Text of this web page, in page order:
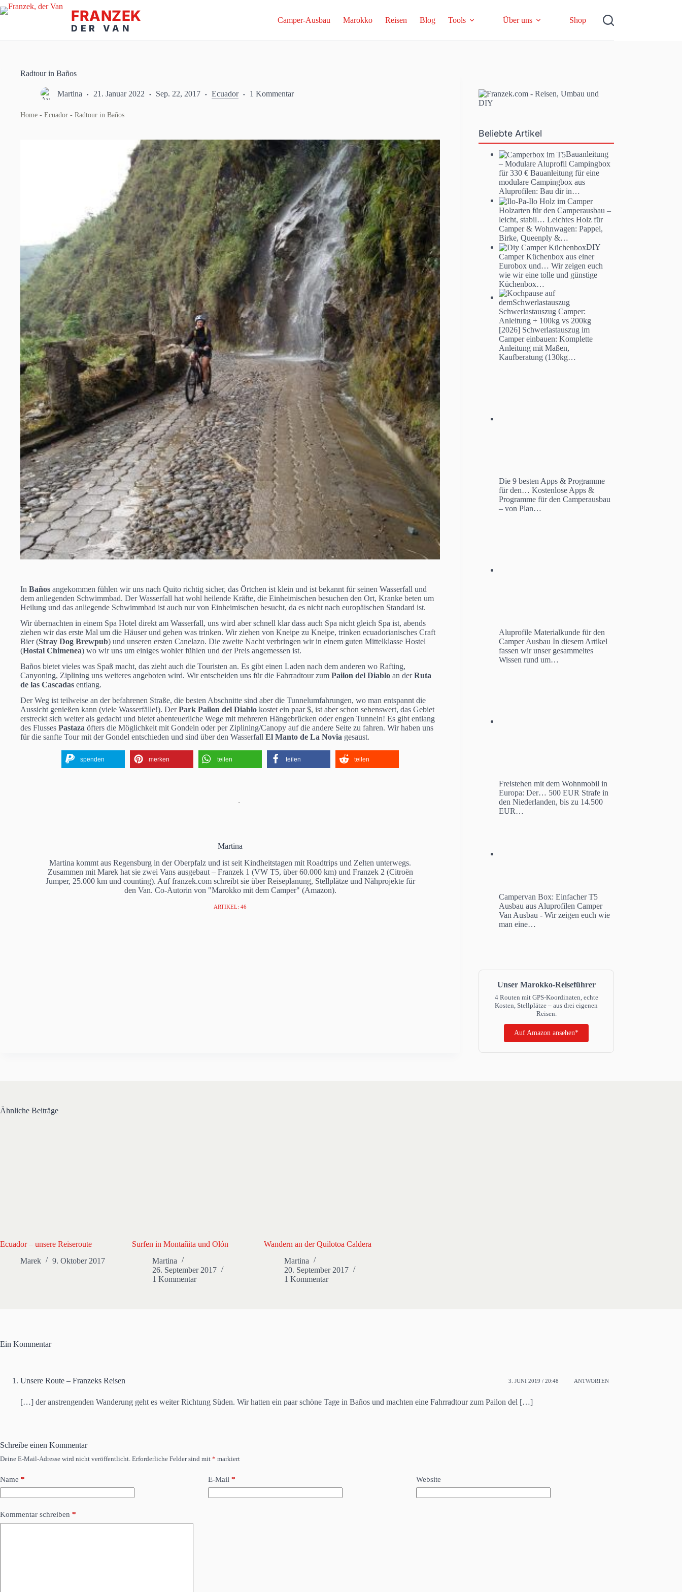
Zum
Inhalt
Camper-Ausbau Marokko Reisen Blog Tools Über uns Shop
Radtour in Baños
Martina 21. Januar 2022 Sep. 22, 2017 Ecuador 1 Kommentar
Home - Ecuador - Radtour in Baños
In Baños angekommen fühlen wir uns nach Quito richtig sicher, das Örtchen ist klein und ist bekannt für seinen Wasserfall und
dem anliegenden Schwimmbad. Der Wasserfall hat wohl heilende Kräfte, die Einheimischen besuchen den Ort, Kranke beten um
Heilung und das anliegende Schwimmbad ist auch nur von Einheimischen besucht, da es nicht nach europäischen Standard ist.
Wir übernachten in einem Spa Hotel direkt am Wasserfall, uns wird aber schnell klar dass auch Spa nicht gleich Spa ist, abends
ziehen wir das erste Mal um die Häuser und gehen was trinken. Wir ziehen von Kneipe zu Kneipe, trinken ecuadorianisches Craft
Bier (Stray Dog Brewpub) und unseren ersten Canelazo. Die zweite Nacht verbringen wir in einem guten Mittelklasse Hostel
(Hostal Chimenea) wo wir uns um einiges wohler fühlen und der Preis angemessen ist.
Baños bietet vieles was Spaß macht, das zieht auch die Touristen an. Es gibt einen Laden nach dem anderen wo Rafting,
Canyoning, Ziplining uns weiteres angeboten wird. Wir entscheiden uns für die Fahrradtour zum Pailon del Diablo an derRuta
de las Cascadas entlang.
Der Weg ist teilweise an der befahrenen Straße, die besten Abschnitte sind aber die Tunnelumfahrungen, wo man entspannt die
Aussicht genießen kann (viele Wasserfälle!). DerPark Pailon del Diablo kostet ein paar $, ist aber schon sehenswert, das Gebiet
erstreckt sich weiter als gedacht und bietet abenteuerliche Wege mit mehreren Hängebrücken oder engen Tunneln! Es gibt entlang
des Flusses Pastaza öfters die Möglichkeit mit Gondeln oder per Ziplining/Canopy auf die andere Seite zu fahren. Wir haben uns
für die sanfte Tour mit der Gondel entschieden und sind über den Wasserfall El Manto de La Novia gesaust.
spenden merken teilen teilen teilen
Martina
Martina kommt aus Regensburg in der Oberpfalz und ist seit Kindheitstagen mit Roadtrips und Zelten unterwegs.
Zusammen mit Marek hat sie zwei Vans ausgebaut – Franzek 1 (VW T5, über 60.000 km) und Franzek 2 (Citroën
Jumper, 25.000 km und counting). Auf franzek.com schreibt sie über Reiseplanung, Stellplätze und Nähprojekte für
den Van. Co-Autorin von "Marokko mit dem Camper" (Amazon).
ARTIKEL: 46
Beliebte Artikel
Bauanleitung
– Modulare Aluprofil Campingbox
für 330 € Bauanleitung für eine
modulare Campingbox aus
Aluprofilen: Bau dir in…
Holzarten für den Camperausbau –
leicht, stabil… Leichtes Holz für
Camper & Wohnwagen: Pappel,
Birke, Queenply &…
DIY
Camper Küchenbox aus einer
Eurobox und… Wir zeigen euch
wie wir eine tolle und günstige
Küchenbox…
Schwerlastauszug Camper:
Anleitung + 100kg vs 200kg
[2026] Schwerlastauszug im
Camper einbauen: Komplette
Anleitung mit Maßen,
Kaufberatung (130kg…
Die 9 besten Apps & Programme
für den… Kostenlose Apps &
Programme für den Camperausbau
– von Plan…
Aluprofile Materialkunde für den
Camper Ausbau In diesem Artikel
fassen wir unser gesammeltes
Wissen rund um…
Freistehen mit dem Wohnmobil in
Europa: Der… 500 EUR Strafe in
den Niederlanden, bis zu 14.500
EUR…
Campervan Box: Einfacher T5
Ausbau aus Aluprofilen Camper
Van Ausbau - Wir zeigen euch wie
man eine…
Unser Marokko-Reiseführer
4 Routen mit GPS-Koordinaten, echte
Kosten, Stellplätze – aus drei eigenen
Reisen.
Auf Amazon ansehen*
Ähnliche Beiträge
Ecuador – unsere Reiseroute
Marek
9. Oktober 2017
Surfen in Montañita und Olón
Martina
26. September 2017
1 Kommentar
Wandern an der Quilotoa Caldera
Martina
20. September 2017
1 Kommentar
Ein Kommentar
Unsere Route – Franzeks Reisen 3. JUNI 2019 / 20:48 ANTWORTEN
[…] der anstrengenden Wanderung geht es weiter Richtung Süden. Wir hatten ein paar schöne Tage in Baños und machten eine Fahrradtour zum Pailon del […]
Schreibe einen Kommentar
Deine E-Mail-Adresse wird nicht veröffentlicht. Erforderliche Felder sind mit * markiert
Name * E-Mail * Website
Kommentar schreiben *